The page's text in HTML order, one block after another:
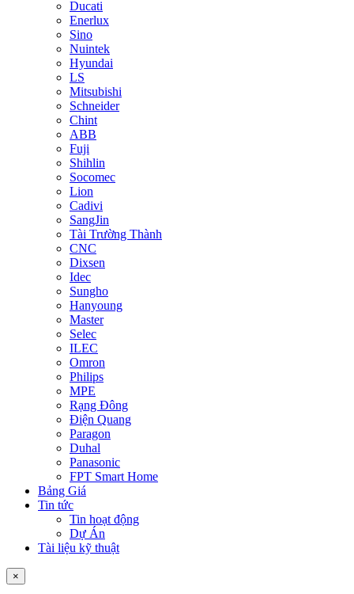
Ducati
Enerlux
Sino
Nuintek
Hyundai
LS
Mitsubishi
Schneider
Chint
ABB
Fuji
Shihlin
Socomec
Lion
Cadivi
SangJin
Tài Trường Thành
CNC
Dixsen
Idec
Sungho
Hanyoung
Master
Selec
ILEC
Omron
Philips
MPE
Rạng Đông
Điện Quang
Paragon
Duhal
Panasonic
FPT Smart Home
Bảng Giá
Tin tức
Tin hoạt động
Dự Án
Tài liệu kỹ thuật
×